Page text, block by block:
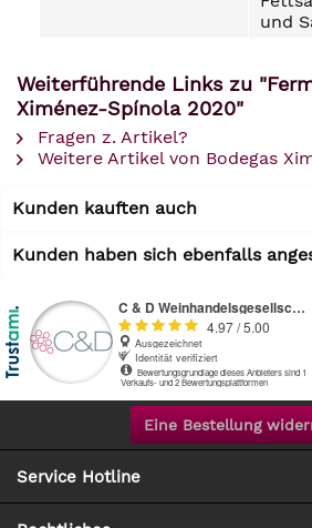
und
Weiterführende Links zu
Ximénez-Spínola 2020"
Fragen z. Artikel?
Weitere Artikel von Bodegas
Kunden kauften auch
Kunden haben sich ebenfalls
Eine Bestellung
Service Hotline